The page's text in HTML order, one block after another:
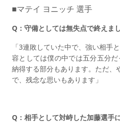
■マテイ ヨニッチ 選手
Q：守備としては無失点で終えま
「3連敗していた中で、強い相手
容としては僕の中では五分五分
納得する部分もあります。ただ、
で、残念な思いもあります」
Q：相手として対峙した加藤選手